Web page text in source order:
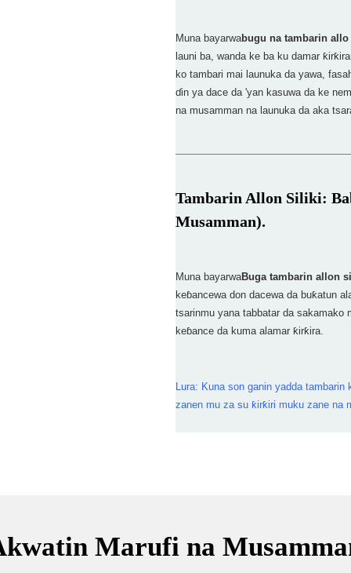
Muna bayarwabugu na tambarin
launi ba, wanda ke ba ku damar
ko tambari mai launuka da yawa,
ɗin ya dace da 'yan kasuwa da ke
na musamman na launuka da aka
Tambarin Allon Siliki:
Musamman).
Muna bayarwaBuga tambarin allon
keɓancewa don dacewa da buƙatun
tsarinmu yana tabbatar da sakamako
keɓance da kuma alamar ƙirƙira.
Lura: Kuna son ganin yadda
zanen mu za su ƙirƙiri muku zane na
Marufi na